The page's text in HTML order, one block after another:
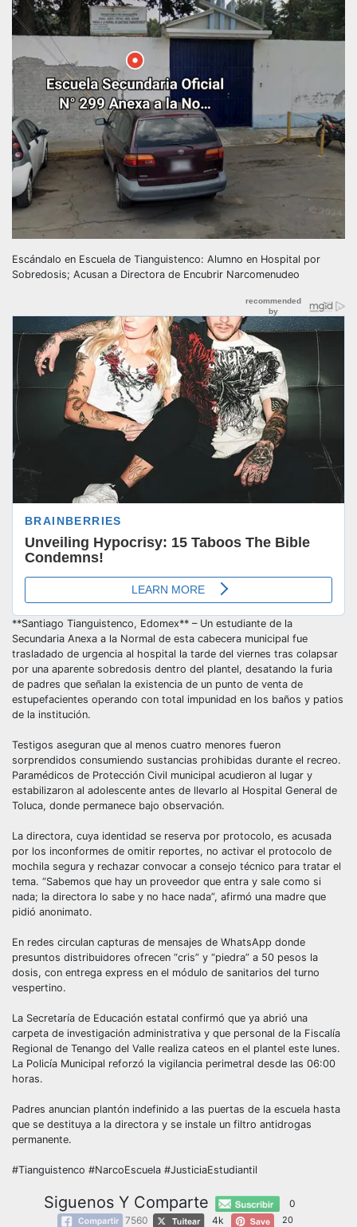
Escándalo en Escuela de Tianguistenco: Alumno en Hospital por
Sobredosis; Acusan a Directora de Encubrir Narcomenudeo
**Santiago Tianguistenco, Edomex** – Un estudiante de la
Secundaria Anexa a la Normal de esta cabecera municipal fue
trasladado de urgencia al hospital la tarde del viernes tras colapsar
por una aparente sobredosis dentro del plantel, desatando la furia
de padres que señalan la existencia de un punto de venta de
estupefacientes operando con total impunidad en los baños y patios
de la institución.
Testigos aseguran que al menos cuatro menores fueron
sorprendidos consumiendo sustancias prohibidas durante el recreo.
Paramédicos de Protección Civil municipal acudieron al lugar y
estabilizaron al adolescente antes de llevarlo al Hospital General de
Toluca, donde permanece bajo observación.
La directora, cuya identidad se reserva por protocolo, es acusada
por los inconformes de omitir reportes, no activar el protocolo de
mochila segura y rechazar convocar a consejo técnico para tratar el
tema. “Sabemos que hay un proveedor que entra y sale como si
nada; la directora lo sabe y no hace nada”, afirmó una madre que
pidió anonimato.
En redes circulan capturas de mensajes de WhatsApp donde
presuntos distribuidores ofrecen “cris” y “piedra” a 50 pesos la
dosis, con entrega express en el módulo de sanitarios del turno
vespertino.
La Secretaría de Educación estatal confirmó que ya abrió una
carpeta de investigación administrativa y que personal de la Fiscalía
Regional de Tenango del Valle realiza cateos en el plantel este lunes.
La Policía Municipal reforzó la vigilancia perimetral desde las 06:00
horas.
Padres anuncian plantón indefinido a las puertas de la escuela hasta
que se destituya a la directora y se instale un filtro antidrogas
permanente.
#Tianguistenco #NarcoEscuela #JusticiaEstudiantil
Siguenos Y Comparte
0
7560
4k 20